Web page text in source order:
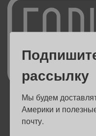
КУДА ПОЙТИ В ГОРОДЕ
ЗДОРОВЬЕ
РАБОТА И БИЗНЕС
ЖИЛЬЕ
ОБРАЗОВАНИЕ
рассылку
Мы будем
Америки и
почту.